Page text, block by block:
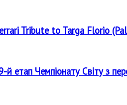
Tribute to Targa Florio
етап Чемпіонату Світу з